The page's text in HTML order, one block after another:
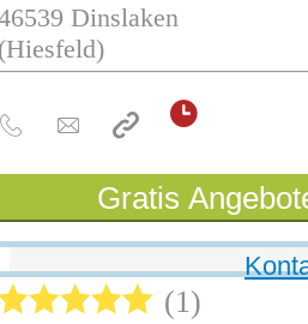
Dinslaken
Gratis
1